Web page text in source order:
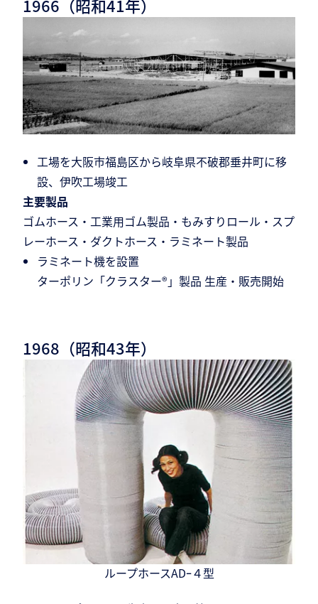
1966（昭和41年）
工場を大阪市福島区から岐阜県不破郡垂井町に移
設、伊吹工場竣工
主要製品
ゴムホース・工業用ゴム製品・もみすりロール・スプ
レーホース・ダクトホース・ラミネート製品
ラミネート機を設置
ターポリン「クラスター®」製品 生産・販売開始
1968（昭和43年）
ループホースADｰ４型